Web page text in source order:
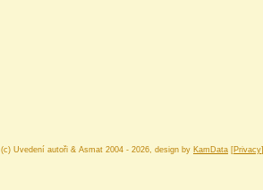
(c) Uvedení autoři & Asmat 2004 - 2026, design by KamData [Privacy]